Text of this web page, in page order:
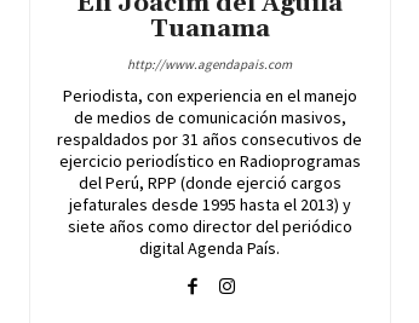
Tuanama
http://www.agendapais.com
Periodista, con experiencia en el manejo
de medios de comunicación masivos,
respaldados por 31 años consecutivos de
ejercicio periodístico en Radioprogramas
del Perú, RPP (donde ejerció cargos
jefaturales desde 1995 hasta el 2013) y
siete años como director del periódico
digital Agenda País.